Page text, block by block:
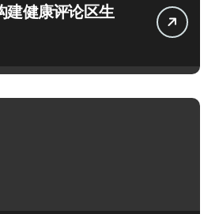
建健康评论区生